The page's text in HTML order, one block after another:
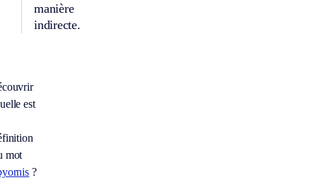
manière
indirecte.
est
mot
?